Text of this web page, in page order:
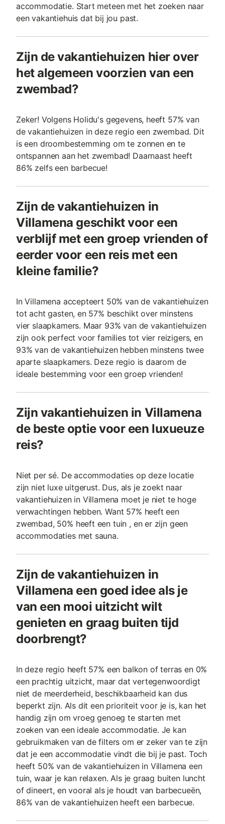
accommodatie. Start meteen met het zoeken naar
een vakantiehuis dat bij jou past.
Zijn de vakantiehuizen hier over
het algemeen voorzien van een
zwembad?
Zeker! Volgens Holidu's gegevens, heeft 57% van
de vakantiehuizen in deze regio een zwembad. Dit
is een droombestemming om te zonnen en te
ontspannen aan het zwembad! Daarnaast heeft
86% zelfs een barbecue!
Zijn de vakantiehuizen in
Villamena geschikt voor een
verblijf met een groep vrienden of
eerder voor een reis met een
kleine familie?
In Villamena accepteert 50% van de vakantiehuizen
tot acht gasten, en 57% beschikt over minstens
vier slaapkamers. Maar 93% van de vakantiehuizen
zijn ook perfect voor families tot vier reizigers, en
93% van de vakantiehuizen hebben minstens twee
aparte slaapkamers. Deze regio is daarom de
ideale bestemming voor een groep vrienden!
Zijn vakantiehuizen in Villamena
de beste optie voor een luxueuze
reis?
Niet per sé. De accommodaties op deze locatie
zijn niet luxe uitgerust. Dus, als je zoekt naar
vakantiehuizen in Villamena moet je niet te hoge
verwachtingen hebben. Want 57% heeft een
zwembad, 50% heeft een tuin , en er zijn geen
accommodaties met sauna.
Zijn de vakantiehuizen in
Villamena een goed idee als je
van een mooi uitzicht wilt
genieten en graag buiten tijd
doorbrengt?
In deze regio heeft 57% een balkon of terras en 0%
een prachtig uitzicht, maar dat vertegenwoordigt
niet de meerderheid, beschikbaarheid kan dus
beperkt zijn. Als dit een prioriteit voor je is, kan het
handig zijn om vroeg genoeg te starten met
zoeken van een ideale accommodatie. Je kan
gebruikmaken van de filters om er zeker van te zijn
dat je een accommodatie vindt die bij je past. Toch
heeft 50% van de vakantiehuizen in Villamena een
tuin, waar je kan relaxen. Als je graag buiten luncht
of dineert, en vooral als je houdt van barbecueën,
86% van de vakantiehuizen heeft een barbecue.